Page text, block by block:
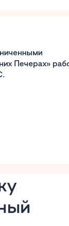
Печерах»